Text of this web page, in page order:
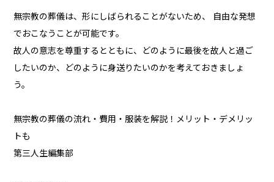
無宗教の葬儀は、形にしばられることがないため、 自由な発想
でおこなうことが可能です。
故人の意志を尊重するとともに、どのように最後を故人と過ご
したいのか、どのように身送りたいのかを考えておきましょ
う。
無宗教の葬儀の流れ・費用・服装を解説！メリット・デメリッ
トも
第三人生編集部